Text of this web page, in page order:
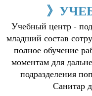
》
Учебный центр -
младший состав
полное обучение
моментам для
подразделения
Санитар